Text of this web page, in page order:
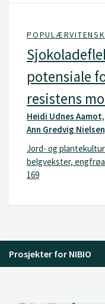
potensiale
resistens
Heidi Udnes
Ann Gredvig
Jord- og
belgvekster,
169
Prosjekter for NIBIO